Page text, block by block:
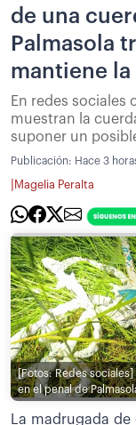
de una
Palmasola
mantiene la
En redes
muestran la
suponer un
Publicación: Hace 3
Magelia Peralta
[Fotos: Redes
en el penal de
La madrugada